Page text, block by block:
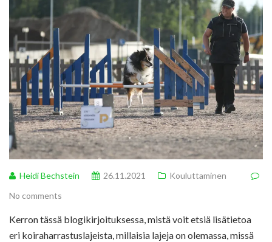
Heidi Bechstein 26.11.2021
Kouluttaminen
No comments
Kerron tässä blogikirjoituksessa, mistä voit etsiä lisätietoa
eri koiraharrastuslajeista, millaisia lajeja on olemassa, missä